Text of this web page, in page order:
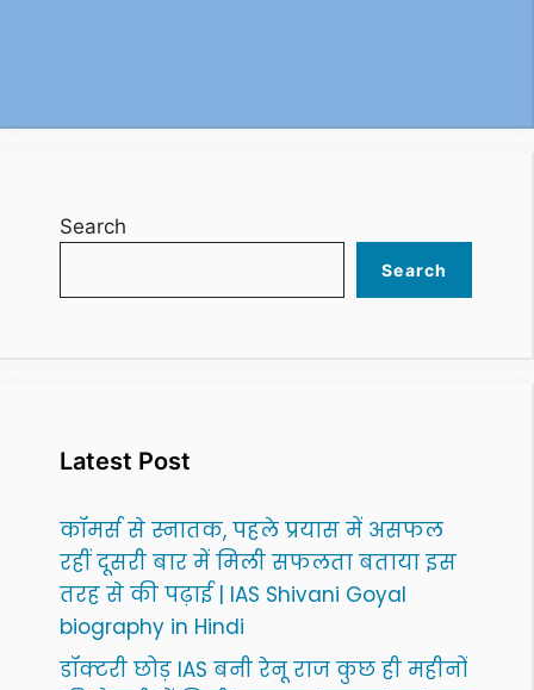
Search
Search
Latest Post
कॉमर्स से स्नातक, पहले प्रयास में असफल
रहीं दूसरी बार में मिली सफलता बताया इस
तरह से की पढ़ाई | IAS Shivani Goyal
biography in Hindi
डॉक्टरी छोड़ IAS बनी रेनू राज कुछ ही महीनों